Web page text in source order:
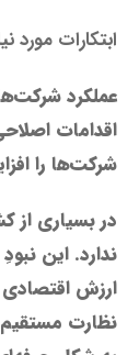
ابتکارات
عملکرد
اقدامات
شرکت‌ها را
در بسیاری
ندارد. این
ارزش
نظارت